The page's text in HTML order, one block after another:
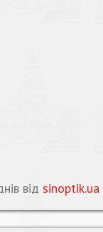
від sinoptik.ua